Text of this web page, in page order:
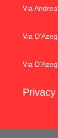
Via
Via
Via